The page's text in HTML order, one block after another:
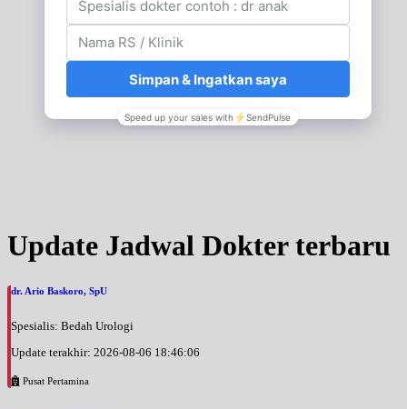
Update Jadwal Dokter terbaru
dr. Ario Baskoro, SpU
Spesialis: Bedah Urologi
Update terakhir: 2026-08-06 18:46:06
Pusat Pertamina